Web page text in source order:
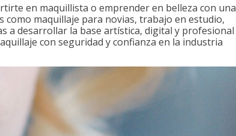
en maquillista o emprender en belleza con una
maquillaje para novias, trabajo en estudio,
a desarrollar la base artística, digital y profesional
con seguridad y confianza en la industria